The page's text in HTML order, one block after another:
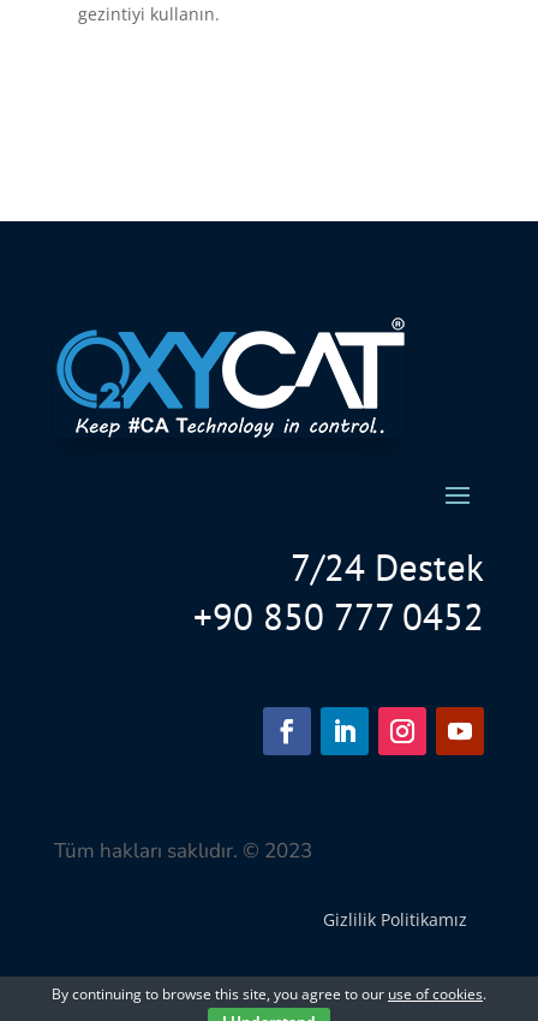
gezintiyi kullanın.
7/24 Destek
+90 850 777 0452
Tüm hakları saklıdır. © 2023
Gizlilik Politikamız
By continuing to browse this site, you agree to our use of cookies.